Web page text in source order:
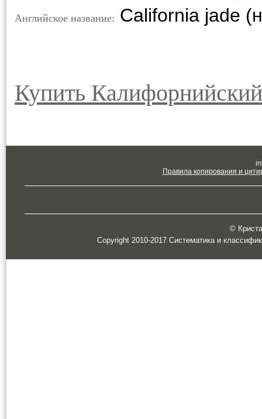
Английское название: California jade
Купить
Правила копирования и
©
Copyright 2010-2017 Систематика и